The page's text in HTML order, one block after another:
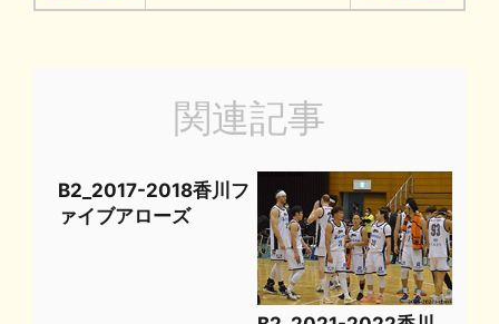
関連記事
B2_2017-2018香川フ
ァイブアローズ